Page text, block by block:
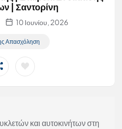
| Σαντορίνη
10 Ιουνίου, 2026
Απασχόληση
και αυτοκινήτων στη